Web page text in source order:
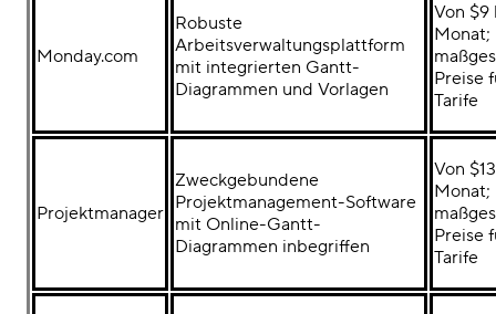
Monday.com
Robuste
Arbeitsverwaltungsplattform
mit integrierten Gantt-
Diagrammen und Vorlagen
Von $9
Monat;
Preise
Tarife
Projektmanager
Zweckgebundene
Projektmanagement-Software
mit Online-Gantt-
Diagrammen inbegriffen
Von
Monat;
Preise
Tarife